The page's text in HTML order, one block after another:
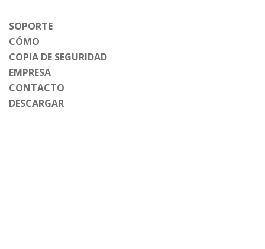
SOPORTE
CÓMO
COPIA DE SEGURIDAD
EMPRESA
CONTACTO
DESCARGAR